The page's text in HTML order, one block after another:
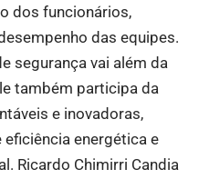
dos funcionários,
das equipes.
segurança vai além da
também participa da
e inovadoras,
eficiência energética e
Ricardo Chimirri Candia